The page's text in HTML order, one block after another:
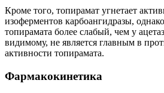
Кроме того, топирамат угнетает
изоферментов карбоангидразы,
топирамата более слабый, чем у
видимому, не является главным в
активности топирамата.
Фармакокинетика